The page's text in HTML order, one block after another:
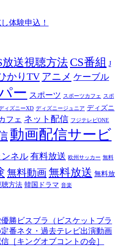
体験申込！
放送視聴方法 CS番組 J
かりTV アニメ ケーブル
ー スポーツ スポーツカフェ スポ
ィズニーXD ディズニージュニア ディズニ
フェ ネット配信 フジテレビONE
動画配信サービ
ネル 有料放送 欧州サッカー 無料
無料動画無料放送 無料放
聴方法 韓国ドラマ 音楽
勝ビスブラ（ビスケットブラ
番ネタ・過去テレビ出演動画
［キングオブコントの会］